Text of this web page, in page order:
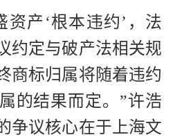
资产‘根本违约’，法
约定与破产法相关规
商标归属将随着违约
的结果而定。”许浩
争议核心在于上海文